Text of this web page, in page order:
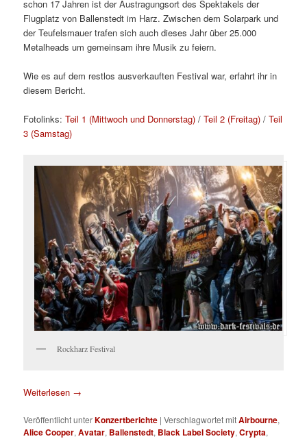
schon 17 Jahren ist der Austragungsort des Spektakels der
Flugplatz von Ballenstedt im Harz. Zwischen dem Solarpark und
der Teufelsmauer trafen sich auch dieses Jahr über 25.000
Metalheads um gemeinsam ihre Musik zu feiern.
Wie es auf dem restlos ausverkauften Festival war, erfahrt ihr in
diesem Bericht.
Fotolinks:Teil 1 (Mittwoch und Donnerstag) /Teil 2 (Freitag) /Teil
3 (Samstag)
Rockharz Festival
Weiterlesen →
Veröffentlicht unterKonzertberichte |Verschlagwortet mitAirbourne,
Alice Cooper,Avatar, Ballenstedt, Black Label Society,Crypta,